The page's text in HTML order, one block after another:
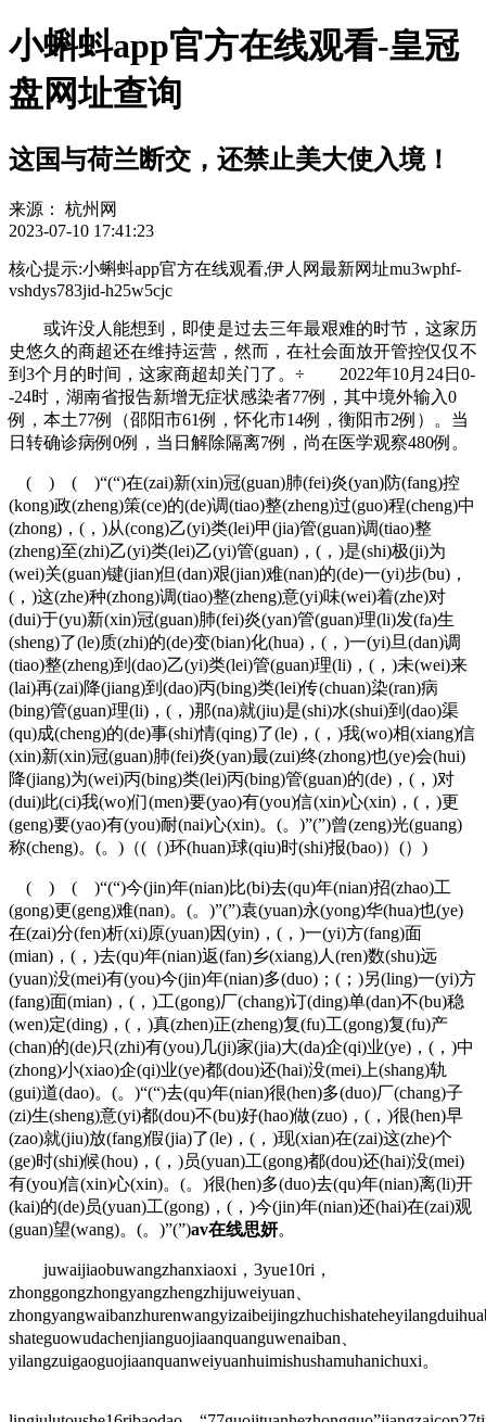
小蝌蚪app官方在线观看-皇冠
盘网址查询
这国与荷兰断交，还禁止美大使入境！
来源：
杭州网
2023-07-10 17:41:23
核心提示:小蝌蚪app官方在线观看,伊人网最新网址mu3wphf-
vshdys783jid-h25w5cjc
或许没人能想到，即使是过去三年最艰难的时节，这家历
史悠久的商超还在维持运营，然而，在社会面放开管控仅仅不
到3个月的时间，这家商超却关门了。÷ 2022年10月24日0-
-24时，湖南省报告新增无症状感染者77例，其中境外输入0
例，本土77例（邵阳市61例，怀化市14例，衡阳市2例）。当
日转确诊病例0例，当日解除隔离7例，尚在医学观察480例。
( ) ( )“(“)在(zai)新(xin)冠(guan)肺(fei)炎(yan)防(fang)控
(kong)政(zheng)策(ce)的(de)调(tiao)整(zheng)过(guo)程(cheng)中
(zhong)，(，)从(cong)乙(yi)类(lei)甲(jia)管(guan)调(tiao)整
(zheng)至(zhi)乙(yi)类(lei)乙(yi)管(guan)，(，)是(shi)极(ji)为
(wei)关(guan)键(jian)但(dan)艰(jian)难(nan)的(de)一(yi)步(bu)，
(，)这(zhe)种(zhong)调(tiao)整(zheng)意(yi)味(wei)着(zhe)对
(dui)于(yu)新(xin)冠(guan)肺(fei)炎(yan)管(guan)理(li)发(fa)生
(sheng)了(le)质(zhi)的(de)变(bian)化(hua)，(，)一(yi)旦(dan)调
(tiao)整(zheng)到(dao)乙(yi)类(lei)管(guan)理(li)，(，)未(wei)来
(lai)再(zai)降(jiang)到(dao)丙(bing)类(lei)传(chuan)染(ran)病
(bing)管(guan)理(li)，(，)那(na)就(jiu)是(shi)水(shui)到(dao)渠
(qu)成(cheng)的(de)事(shi)情(qing)了(le)，(，)我(wo)相(xiang)信
(xin)新(xin)冠(guan)肺(fei)炎(yan)最(zui)终(zhong)也(ye)会(hui)
降(jiang)为(wei)丙(bing)类(lei)丙(bing)管(guan)的(de)，(，)对
(dui)此(ci)我(wo)们(men)要(yao)有(you)信(xin)心(xin)，(，)更
(geng)要(yao)有(you)耐(nai)心(xin)。(。)”(”)曾(zeng)光(guang)
称(cheng)。(。)（(（)环(huan)球(qiu)时(shi)报(bao)）(）)
( ) ( )“(“)今(jin)年(nian)比(bi)去(qu)年(nian)招(zhao)工
(gong)更(geng)难(nan)。(。)”(”)袁(yuan)永(yong)华(hua)也(ye)
在(zai)分(fen)析(xi)原(yuan)因(yin)，(，)一(yi)方(fang)面
(mian)，(，)去(qu)年(nian)返(fan)乡(xiang)人(ren)数(shu)远
(yuan)没(mei)有(you)今(jin)年(nian)多(duo)；(；)另(ling)一(yi)方
(fang)面(mian)，(，)工(gong)厂(chang)订(ding)单(dan)不(bu)稳
(wen)定(ding)，(，)真(zhen)正(zheng)复(fu)工(gong)复(fu)产
(chan)的(de)只(zhi)有(you)几(ji)家(jia)大(da)企(qi)业(ye)，(，)中
(zhong)小(xiao)企(qi)业(ye)都(dou)还(hai)没(mei)上(shang)轨
(gui)道(dao)。(。)“(“)去(qu)年(nian)很(hen)多(duo)厂(chang)子
(zi)生(sheng)意(yi)都(dou)不(bu)好(hao)做(zuo)，(，)很(hen)早
(zao)就(jiu)放(fang)假(jia)了(le)，(，)现(xian)在(zai)这(zhe)个
(ge)时(shi)候(hou)，(，)员(yuan)工(gong)都(dou)还(hai)没(mei)
有(you)信(xin)心(xin)。(。)很(hen)多(duo)去(qu)年(nian)离(li)开
(kai)的(de)员(yuan)工(gong)，(，)今(jin)年(nian)还(hai)在(zai)观
(guan)望(wang)。(。)”(”)av在线思妍。
juwaijiaobuwangzhanxiaoxi，3yue10ri，
zhonggongzhongyangzhengzhijuweiyuan、
shateguowudachenjianguojiaanquanguwenaiban、
yilangzuigaoguojiaanquanweiyuanhuimishushamuhanichuxi。